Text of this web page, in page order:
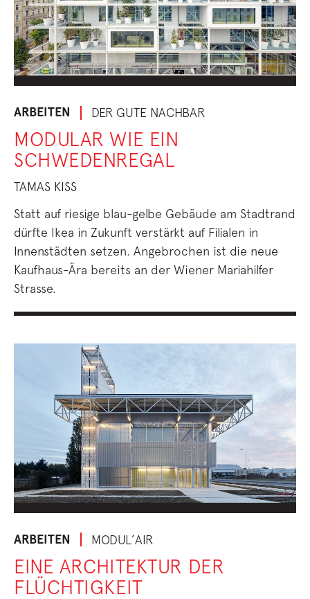
ARBEITEN DER GUTE NACHBAR
MODULAR WIE EIN
SCHWEDENREGAL
TAMAS KISS
Statt auf riesige blau-gelbe Gebäude am Stadtrand
dürfte Ikea in Zukunft verstärkt auf Filialen in
Innenstädten setzen. Angebrochen ist die neue
Kaufhaus-Ära bereits an der Wiener Mariahilfer
Strasse.
ARBEITEN MODUL’AIR
EINE ARCHITEKTUR DER
FLÜCHTIGKEIT